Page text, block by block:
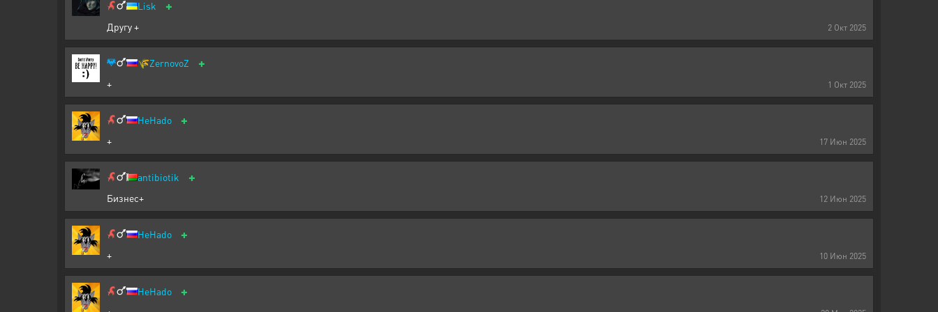
2 Окт 2025
Lisk +
Другу +
1 Окт 2025
🌾ZernovoZ +
+
17 Июн 2025
HeHado +
+
12 Июн 2025
antibiotik +
Бизнес+
10 Июн 2025
HeHado +
+
HeHado +